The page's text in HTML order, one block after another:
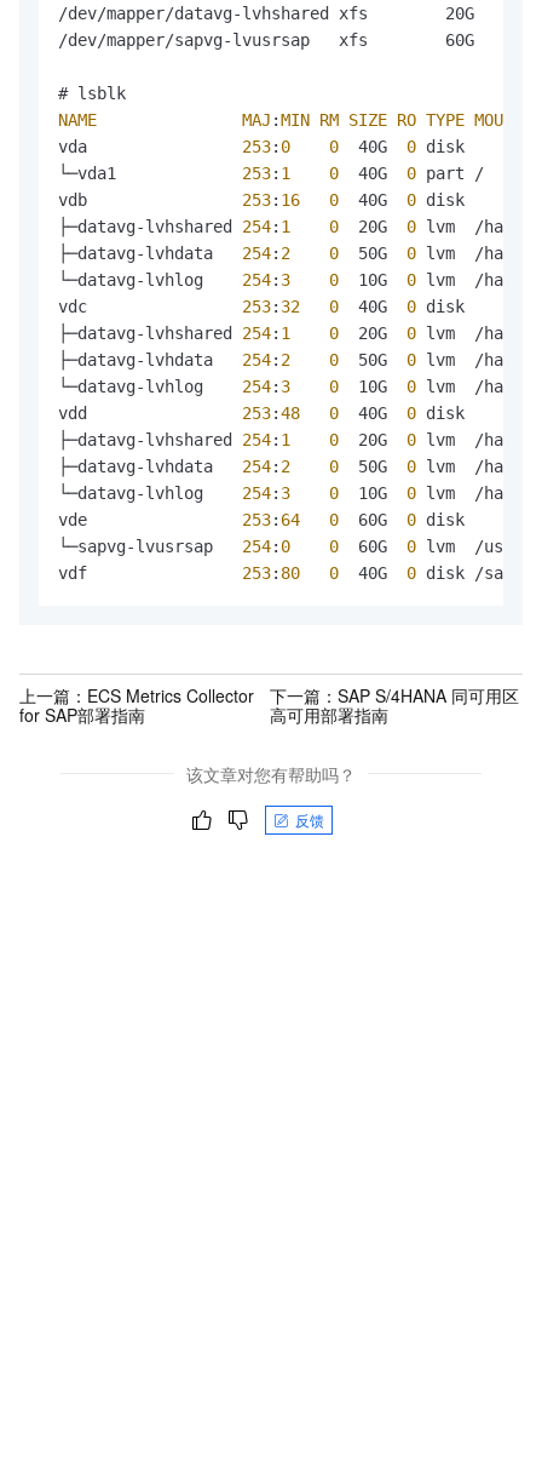
/dev/mapper/datavg-lvhshared xfs        20G
/dev/mapper/sapvg-lvusrsap   xfs        60G
NAME
MAJ :MIN RM SIZE RO TYPE
vda 253: 0 0
  40G
0 disk
└─vda1 253: 1 0
  40G
0 part /
vdb 253: 16 0
  40G
0 disk
├─datavg-lvhshared 254: 1 0
  20G
0 lvm  /hana/
├─datavg-lvhdata 254: 2 0
  50G
0 lvm  /hana/
└─datavg-lvhlog 254: 3 0
  10G
0 lvm  /hana/
vdc 253: 32 0
  40G
0 disk
├─datavg-lvhshared 254: 1 0
  20G
0 lvm  /hana/
├─datavg-lvhdata 254: 2 0
  50G
0 lvm  /hana/
└─datavg-lvhlog 254: 3 0
  10G
0 lvm  /hana/
vdd 253:48 0
  40G
0 disk
├─datavg-lvhshared 254: 1 0
  20G
0 lvm  /hana/
├─datavg-lvhdata 254: 2 0
  50G
0 lvm  /hana/
└─datavg-lvhlog 254: 3 0
  10G
0 lvm  /hana/
vde 253: 64 0
  60G
0 disk
└─sapvg-lvusrsap 254: 0 0
  60G
0 lvm  /usr/
vdf 253: 80 0
  40G
0 disk /sapcd
上一篇： ECS Metrics Collector
for SAP部署指南
下一篇：SAP S/4HANA 同可用区
高可用部署指南
该文章对您有帮助吗？
反馈